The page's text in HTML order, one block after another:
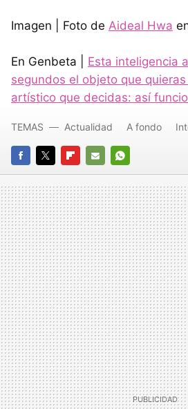
Imagen | Foto de Aideal Hwa
En Genbeta | Esta inteligencia
segundos el objeto que
artístico que decidas: así
FACEBOOK
TWITTERFLIPBOARD
E-
MAIL
WHATSAPP
TEMAS Actualidad A fondo